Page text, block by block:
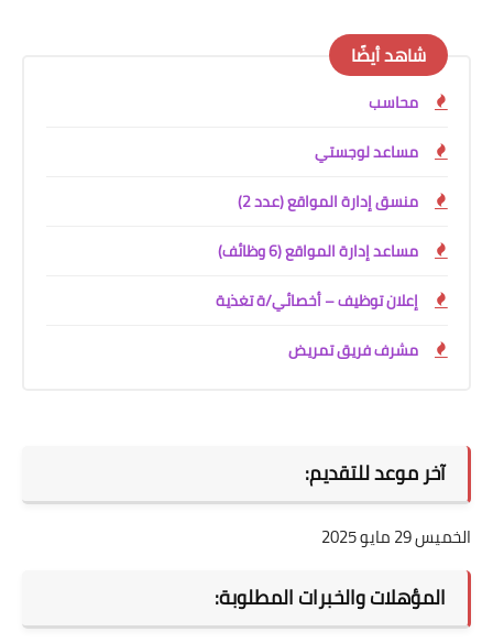
شاهد أيضًا
محاسب
مساعد لوجستي
منسق إدارة المواقع (عدد 2)
مساعد إدارة المواقع (6 وظائف)
إعلان توظيف – أخصائي/ة تغذية
مشرف فريق تمريض
آخر موعد للتقديم:
الخميس 29 مايو 2025
المؤهلات والخبرات المطلوبة: